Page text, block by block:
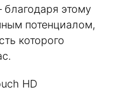
благодаря этому
потенциалом,
которого
HD